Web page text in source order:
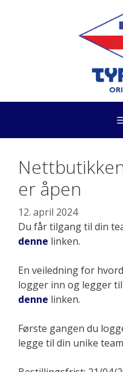
er åpen
12. april 2024
Du får tilgang til din
denne linken.
En veiledning for
logger inn og legger
denne linken.
Første gangen du
legge til din unike